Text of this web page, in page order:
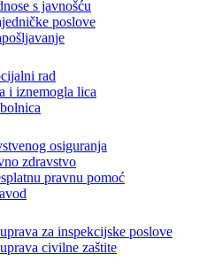
s javnošću
poslove
rad
i iznemogla lica
osiguranja
zdravstvo
pravnu pomoć